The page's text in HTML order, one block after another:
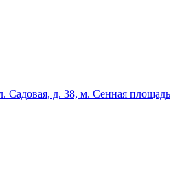
Садовая, д. 38, м. Сенная площадь